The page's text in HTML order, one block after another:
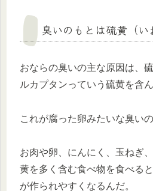
臭いのもとは硫黄（い
おならの臭いの主な原因は、
ルカプタンっていう硫黄を含
これが腐った卵みたいな臭い
お肉や卵、にんにく、玉ねぎ
黄を多く含む食べ物を食べる
が作られやすくなるんだ。